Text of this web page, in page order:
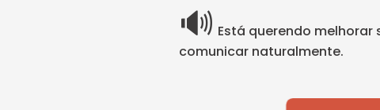
🔊 Está querendo
comunicar naturalmente.